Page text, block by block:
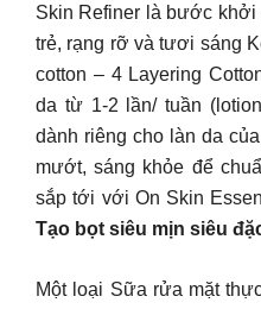
Skin Refiner là bước
trẻ, rạng rỡ và tươi sáng
cotton – 4 Layering
da từ 1-2 lần/ tuần
dành riêng cho làn da
mướt, sáng khỏe để
sắp tới với On Skin
Tạo bọt siêu mịn siêu
Một loại Sữa rửa mặt